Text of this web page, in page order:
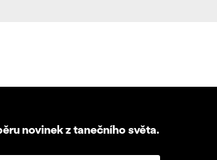
novinek z tanečního světa.